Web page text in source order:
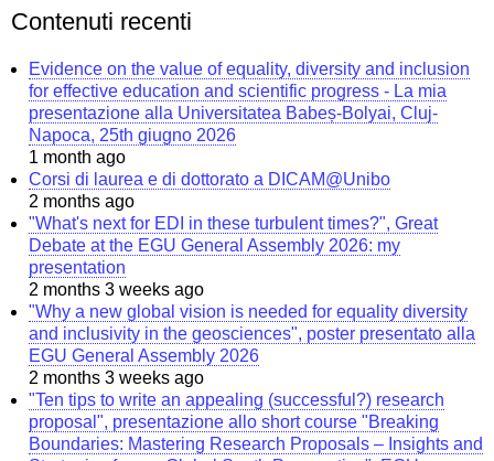
Contenuti recenti
Evidence on the value of equality, diversity and inclusion
for effective education and scientific progress - La mia
presentazione alla Universitatea Babeș-Bolyai, Cluj-
Napoca, 25th giugno 2026
1 month ago
Corsi di laurea e di dottorato a DICAM@Unibo
2 months ago
"What's next for EDI in these turbulent times?", Great
Debate at the EGU General Assembly 2026: my
presentation
2 months 3 weeks ago
"Why a new global vision is needed for equality diversity
and inclusivity in the geosciences", poster presentato alla
EGU General Assembly 2026
2 months 3 weeks ago
"Ten tips to write an appealing (successful?) research
proposal", presentazione allo short course "Breaking
Boundaries: Mastering Research Proposals – Insights and